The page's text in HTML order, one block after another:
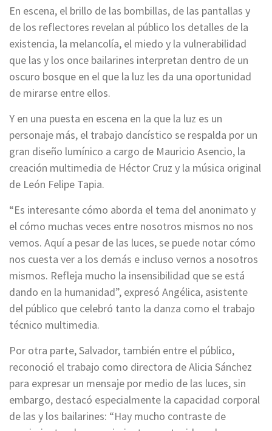
En escena, el brillo de las bombillas, de las pantallas y
de los reflectores revelan al público los detalles de la
existencia, la melancolía, el miedo y la vulnerabilidad
que las y los once bailarines interpretan dentro de un
oscuro bosque en el que la luz les da una oportunidad
de mirarse entre ellos.
Y en una puesta en escena en la que la luz es un
personaje más, el trabajo dancístico se respalda por un
gran diseño lumínico a cargo de Mauricio Asencio, la
creación multimedia de Héctor Cruz y la música original
de León Felipe Tapia.
“Es interesante cómo aborda el tema del anonimato y
el cómo muchas veces entre nosotros mismos no nos
vemos. Aquí a pesar de las luces, se puede notar cómo
nos cuesta ver a los demás e incluso vernos a nosotros
mismos. Refleja mucho la insensibilidad que se está
dando en la humanidad”, expresó Angélica, asistente
del público que celebró tanto la danza como el trabajo
técnico multimedia.
Por otra parte, Salvador, también entre el público,
reconoció el trabajo como directora de Alicia Sánchez
para expresar un mensaje por medio de las luces, sin
embargo, destacó especialmente la capacidad corporal
de las y los bailarines: “Hay mucho contraste de